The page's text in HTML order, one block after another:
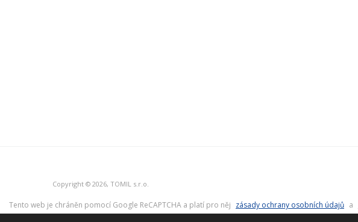
Copyright © 2026, TOMIL s.r.o.
Tento web je chráněn pomocí Google ReCAPTCHA a platí pro něj zásady ochrany osobních údajů a